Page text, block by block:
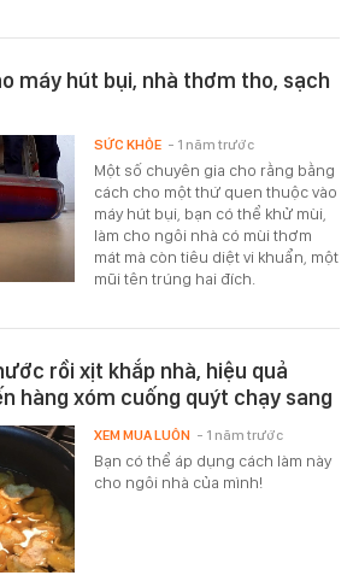
máy hút bụi, nhà thơm tho, sạch
Một số chuyên gia cho rằng bằng
cách cho một thứ quen thuộc vào
máy hút bụi, bạn có thể khử mùi,
làm cho ngôi nhà có mùi thơm
mát mà còn tiêu diệt vi khuẩn, một
mũi tên trúng hai đích.
SỨC KHỎE - 1 năm trước
rồi xịt khắp nhà, hiệu quả
hàng xóm cuống quýt chạy sang
Bạn có thể áp dụng cách làm này
cho ngôi nhà của mình!
XEM MUA LUÔN - 1 năm trước